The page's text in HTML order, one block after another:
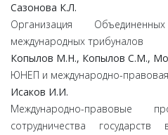
Сазонова К.Л.
Организация
международных трибуналов
Копылов М.Н., Копылов С.М.,
ЮНЕП и международно-
Исаков И.И.
Международно-правовые
сотрудничества